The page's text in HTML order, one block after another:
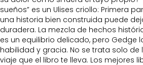
sueños” es un Ulises criollo: Primera
una historia bien construida puede
duradera. La mezcla de hechos
es un equilibrio delicado, pero Gedge
habilidad y gracia. No se trata solo de
viaje que el libro te lleva. Los mejores